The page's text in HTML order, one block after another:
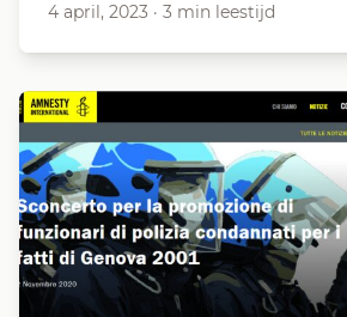
4 april, 2023 · 3 min leestijd